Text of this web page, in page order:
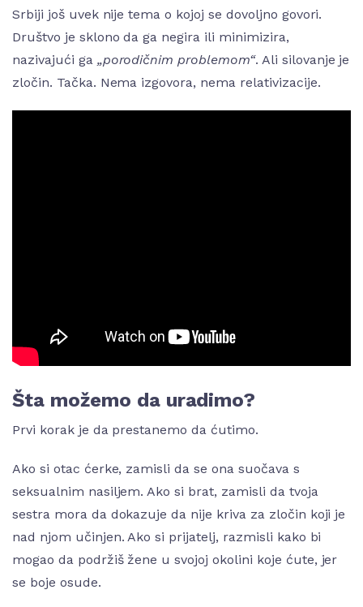
Srbiji još uvek nije tema o kojoj se dovoljno govori.
Društvo je sklono da ga negira ili minimizira,
nazivajući ga „porodičnim problemom“. Ali silovanje je
zločin. Tačka. Nema izgovora, nema relativizacije.
Šta možemo da uradimo?
Prvi korak je da prestanemo da ćutimo.
Ako si otac ćerke, zamisli da se ona suočava s
seksualnim nasiljem. Ako si brat, zamisli da tvoja
sestra mora da dokazuje da nije kriva za zločin koji je
nad njom učinjen. Ako si prijatelj, razmisli kako bi
mogao da podržiš žene u svojoj okolini koje ćute, jer
se boje osude.